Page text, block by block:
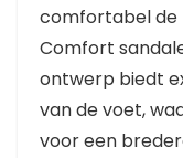
comfortabel de
Comfort
ontwerp biedt
van de voet,
voor een